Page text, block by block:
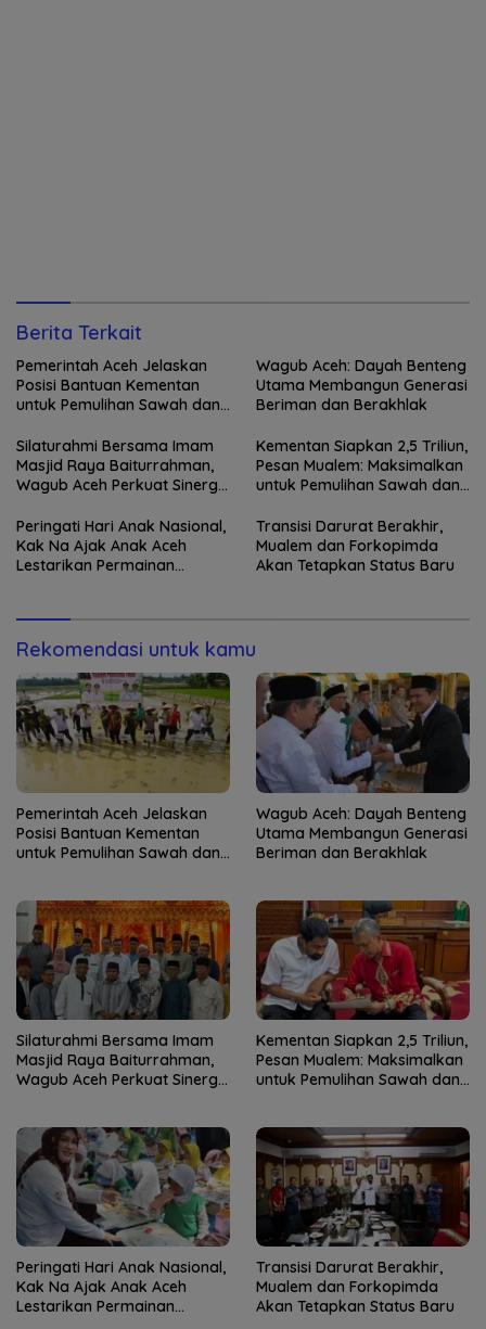
Berita Terkait
Pemerintah Aceh Jelaskan
Posisi Bantuan Kementan
untuk Pemulihan Sawah dan
Wagub Aceh: Dayah Benteng
Utama Membangun Generasi
Beriman dan Berakhlak
Silaturahmi Bersama Imam
Masjid Raya Baiturrahman,
Wagub Aceh Perkuat Sinergi
Kementan Siapkan 2,5 Triliun,
Pesan Mualem: Maksimalkan
untuk Pemulihan Sawah dan
Peringati Hari Anak Nasional,
Kak Na Ajak Anak Aceh
Lestarikan Permainan
Transisi Darurat Berakhir,
Mualem dan Forkopimda
Akan Tetapkan Status Baru
Rekomendasi untuk kamu
Pemerintah Aceh Jelaskan
Posisi Bantuan Kementan
untuk Pemulihan Sawah dan
Wagub Aceh: Dayah Benteng
Utama Membangun Generasi
Beriman dan Berakhlak
Silaturahmi Bersama Imam
Masjid Raya Baiturrahman,
Wagub Aceh Perkuat Sinergi
Kementan Siapkan 2,5 Triliun,
Pesan Mualem: Maksimalkan
untuk Pemulihan Sawah dan
Peringati Hari Anak Nasional,
Kak Na Ajak Anak Aceh
Lestarikan Permainan
Transisi Darurat Berakhir,
Mualem dan Forkopimda
Akan Tetapkan Status Baru